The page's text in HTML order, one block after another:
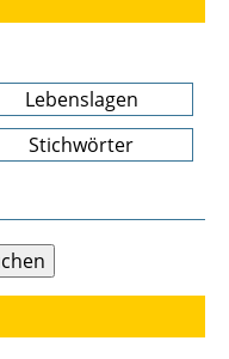
Lebenslagen
Stichwörter